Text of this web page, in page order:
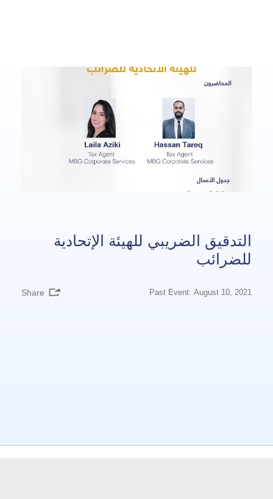
التدقيق الضريبي للهيئة الإتحادية
للضرائب
Past Event: August 10, 2021
Share